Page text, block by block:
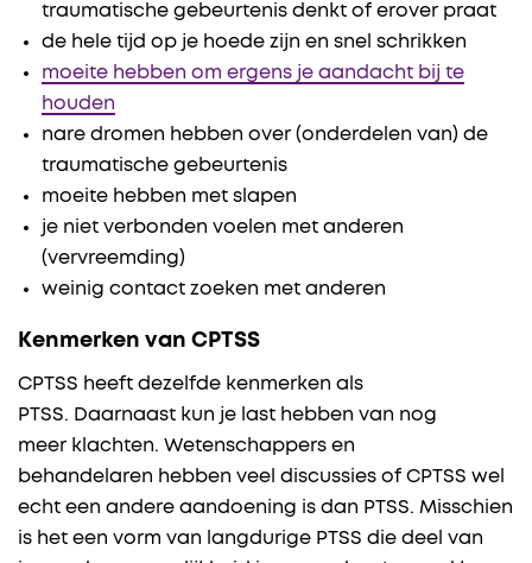
traumatische gebeurtenis denkt of erover praat
de hele tijd op je hoede zijn en snel schrikken
moeite hebben om ergens je aandacht bij te
houden
nare dromen hebben over (onderdelen van) de
traumatische gebeurtenis
moeite hebben met slapen
je niet verbonden voelen met anderen
(vervreemding)
weinig contact zoeken met ​​anderen
Kenmerken van CPTSS
CPTSS heeft dezelfde kenmerken als
PTSS. Daarnaast kun je last hebben van nog
meer klachten. Wetenschappers en
behandelaren hebben veel discussies of CPTSS wel
echt een andere aandoening is dan PTSS. Misschien
is het een vorm van langdurige PTSS die deel van